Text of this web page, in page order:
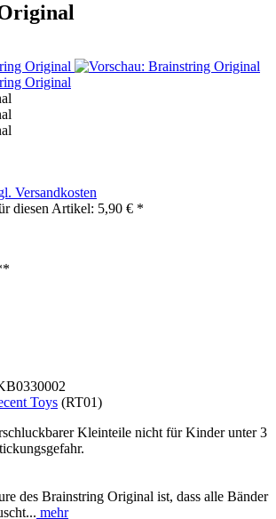
Versandkosten
diesen Artikel: 5,90 € *
Toys (RT01)
Kleinteile nicht für Kinder unter 3
des Brainstring Original ist, dass alle Bänder
mehr